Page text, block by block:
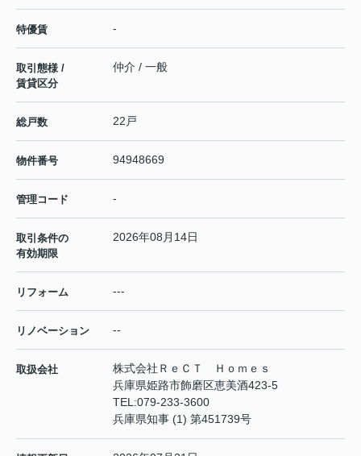
特優賃 -
取引態様 /
賃貸区分
仲介 / 一般
総戸数 22戸
物件番号 94948669
管理コード -
取引条件の
有効期限
2026年08月14日
リフォーム ---
リノベーション --
取扱会社
株式会社ＲｅＣＴ Ｈｏｍｅｓ
兵庫県姫路市飾磨区恵美酒423-5
TEL:079-233-3600
兵庫県知事 (1) 第451739号